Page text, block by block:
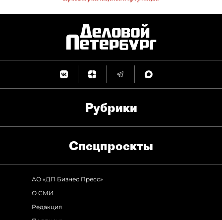
Рубрики
Спец­проекты
АО «ДП Бизнес Пресс»
О СМИ
Редакция